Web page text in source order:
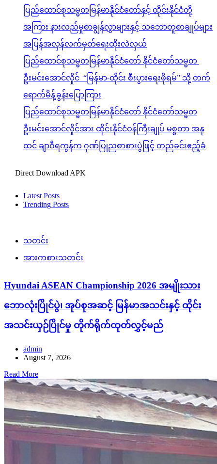
ပြည်ထောင်စုသမ္မတမြန်မာနိုင်ငံတော်နှင့် ထိုင်းနိုင်ငံတို့
အကြား နားလည်မှုစာချွန်လွှာများနှင့် သဘောတူစာချုပ်များ
အပြန်အလှန်လက်မှတ်ရေးထိုးလဲလှယ်
ပြည်ထောင်စုသမ္မတမြန်မာနိုင်ငံတော် နိုင်ငံတော်သမ္မတ
ဦးမင်းအောင်လှိုင် “မြန်မာ-ထိုင်း စီးပွားရေးဖိုရမ်” သို့ တက်
ရောက်မိန့်ခွန်းပြောကြား
ပြည်ထောင်စုသမ္မတမြန်မာနိုင်ငံတော် နိုင်ငံတော်သမ္မတ
ဦးမင်းအောင်လှိုင်အား ထိုင်းနိုင်ငံဝန်ကြီးချုပ် မစ္စတာ အနု
ထင် ချာဝီရကွန်က ဂုဏ်ပြုညစာစားပွဲဖြင့် တည်ခင်းဧည့်ခံ
Direct Download APK
Latest Posts
Trending Posts
သတင်း
အားကစားသတင်း
Hyundai ASEAN Championship 2026 အမျိုးသား
ဘောလုံးပြိုင်ပွဲ၊ အုပ်စုအဆင့် မြန်မာအသင်းနှင့် ထိုင်း
အသင်းယှဉ်ပြိုင်မှု တိုက်ရိုက်ထုတ်လွှင့်မည်
admin
August 7, 2026
Read More